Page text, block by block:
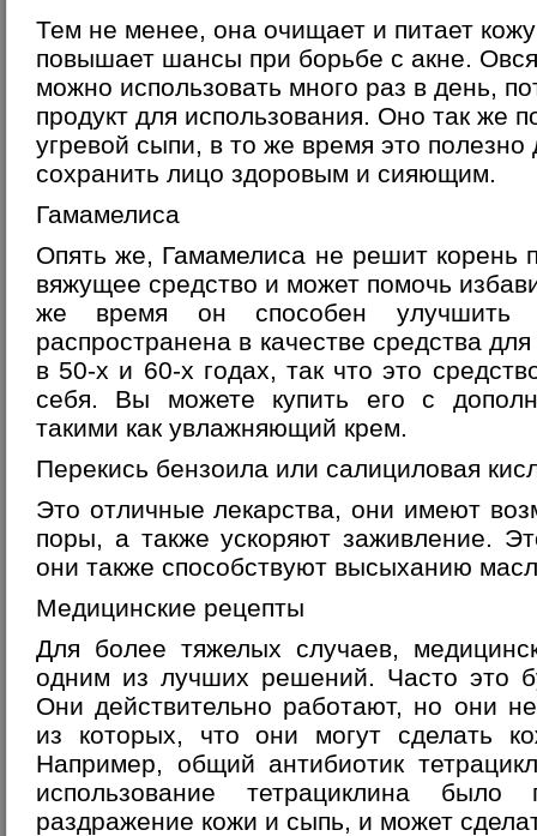
Тем не менее, она очищает и питает
повышает шансы при борьбе с акне.
можно использовать много раз в день,
продукт для использования. Оно так же
угревой сыпи, в то же время это
сохранить лицо здоровым и сияющим.
Гамамелиса
Опять же, Гамамелиса не решит корень
вяжущее средство и может помочь
же время он способен улучшить
распространена в качестве средства
в 50-х и 60-х годах, так что это
себя. Вы можете купить его с
такими как увлажняющий крем.
Перекись бензоила или салициловая
Это отличные лекарства, они имеют
поры, а также ускоряют заживление.
они также способствуют высыханию
Медицинские рецепты
Для более тяжелых случаев,
одним из лучших решений. Часто это
Они действительно работают, но они
из которых, что они могут сделать
Например, общий антибиотик
использование тетрациклина было
раздражение кожи и сыпь, и может